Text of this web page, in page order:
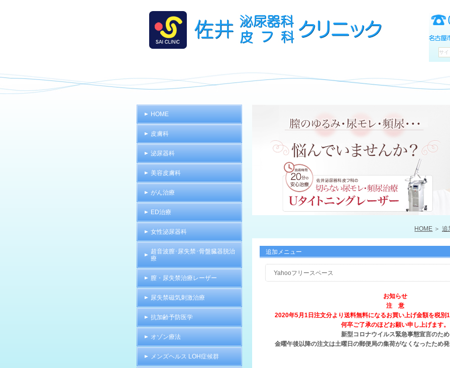
HOME 追
追加メニュー
Yahooフリースペース
お知らせ
注 意
2020年5月1日注文分より送料無料になるお買い上げ金額を税別1
何卒ご了承のほどお願い申し上げます。
新型コロナウイルス緊急事態宣言のため
金曜午後以降の注文は土曜日の郵便局の集荷がなくなったため発
HOME
皮膚科
泌尿器科
美容皮膚科
がん治療
ED治療
女性泌尿器科
超音波膣･尿失禁･骨盤臓器脱治
療
膣・尿失禁治療レーザー
尿失禁磁気刺激治療
抗加齢予防医学
オゾン療法
メンズヘルス LOH症候群